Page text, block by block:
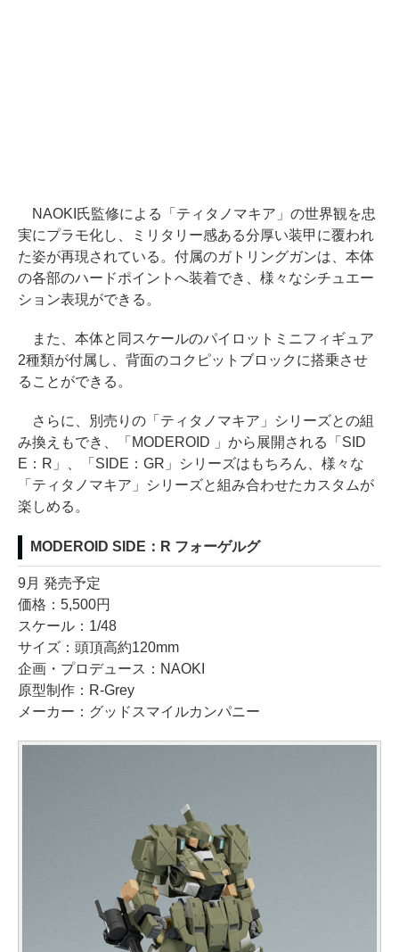
NAOKI氏監修による「ティタノマキア」の世界観を忠
実にプラモ化し、ミリタリー感ある分厚い装甲に覆われ
た姿が再現されている。付属のガトリングガンは、本体
の各部のハードポイントへ装着でき、様々なシチュエー
ション表現ができる。
また、本体と同スケールのパイロットミニフィギュア
2種類が付属し、背面のコクピットブロックに搭乗させ
ることができる。
さらに、別売りの「ティタノマキア」シリーズとの組
み換えもでき、「MODEROID 」から展開される「SID
E：R」、「SIDE：GR」シリーズはもちろん、様々な
「ティタノマキア」シリーズと組み合わせたカスタムが
楽しめる。
MODEROID SIDE：R フォーゲルグ
9月 発売予定
価格：5,500円
スケール：1/48
サイズ：頭頂高約120mm
企画・プロデュース：NAOKI
原型制作：R-Grey
メーカー：グッドスマイルカンパニー